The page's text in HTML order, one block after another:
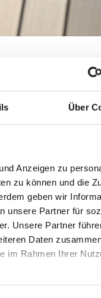
Über
Anzeigen zu
zu können und die
geben wir
unsere Partner für
Unsere Partner
Daten
im Rahmen Ihrer